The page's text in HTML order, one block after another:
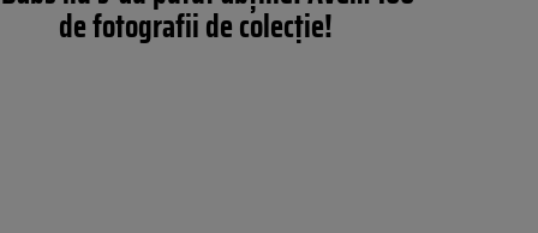
de fotografii de colecție!